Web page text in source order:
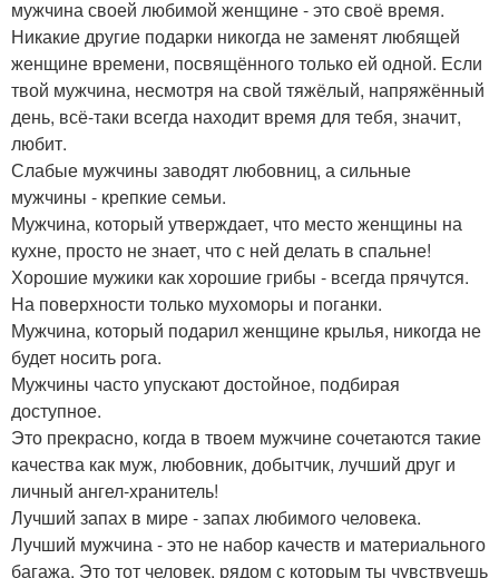
мужчина своей любимой женщине - это своё время.
Никакие другие подарки никогда не заменят любящей
женщине времени, посвящённого только ей одной. Если
твой мужчина, несмотря на свой тяжёлый, напряжённый
день, всё-таки всегда находит время для тебя, значит,
любит.
Слабые мужчины заводят любовниц, а сильные
мужчины - крепкие семьи.
Мужчина, который утверждает, что место женщины на
кухне, просто не знает, что с ней делать в спальне!
Хорошие мужики как хорошие грибы - всегда прячутся.
На поверхности только мухоморы и поганки.
Мужчина, который подарил женщине крылья, никогда не
будет носить рога.
Мужчины часто упускают достойное, подбирая
доступное.
Это прекрасно, когда в твоем мужчине сочетаются такие
качества как муж, любовник, добытчик, лучший друг и
личный ангел-хранитель!
Лучший запах в мире - запах любимого человека.
Лучший мужчина - это не набор качеств и материального
багажа. Это тот человек, рядом с которым ты чувствуешь